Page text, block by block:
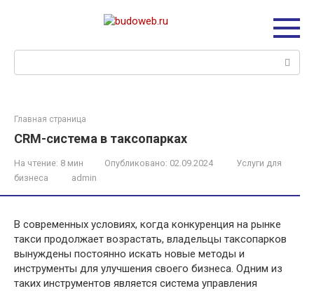
Главная страница
CRM-система в таксопарках
На чтение: 8 мин Опубликовано: 02.09.2024
Услуги для
бизнеса
admin
В современных условиях, когда конкуренция на рынке
такси продолжает возрастать, владельцы таксопарков
вынуждены постоянно искать новые методы и
инструменты для улучшения своего бизнеса. Одним из
таких инструментов является система управления